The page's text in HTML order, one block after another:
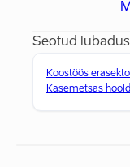
Seotud
Koostöös
Kasemetsas